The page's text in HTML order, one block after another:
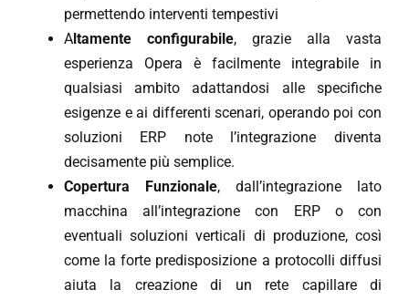
permettendo interventi tempestivi
Altamente configurabile, grazie alla vasta
esperienza Opera è facilmente integrabile in
qualsiasi ambito adattandosi alle specifiche
esigenze e ai differenti scenari, operando poi con
soluzioni ERP note l’integrazione diventa
decisamente più semplice.
Copertura Funzionale, dall’integrazione lato
macchina all’integrazione con ERP o con
eventuali soluzioni verticali di produzione, così
come la forte predisposizione a protocolli diffusi
aiuta la creazione di un rete capillare di